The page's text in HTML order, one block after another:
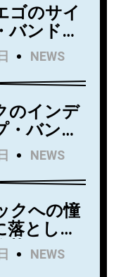
ゴのサイ
バンド
、ニ
バム
』を5
リース！
らニュー
のビデオ
NEWS
のインデ
・バンド
月25日
アルバ
Punk』
！
NEWS
クへの憧
とし込
英
本デビ
NEWS